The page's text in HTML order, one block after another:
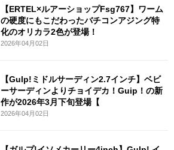
【ERTEL×ルアーショップFsg767】ワーム
の硬度にもこだわったバチコンアジング特
化のオリカラ2色が登場！
2026年04月02日
【Gulp!ミドルサーディン2.7インチ】ベビ
ーサーディンよりチョイデカ！Guip！の新
作が2026年3月下旬登場【
2026年04月02日